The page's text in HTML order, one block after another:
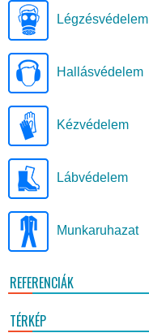
Légzésvédelem
Hallásvédelem
Kézvédelem
Lábvédelem
Munkaruhazat
REFERENCIÁK
TÉRKÉP